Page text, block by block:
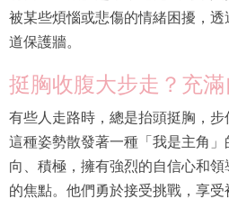
被某些煩惱或悲傷的情緒困擾，
道保護牆。
挺胸收腹大步走？充
有些人走路時，總是抬頭挺胸，步
這種姿勢散發著一種「我是主角
向、積極，擁有強烈的自信心和
的焦點。他們勇於接受挑戰，享